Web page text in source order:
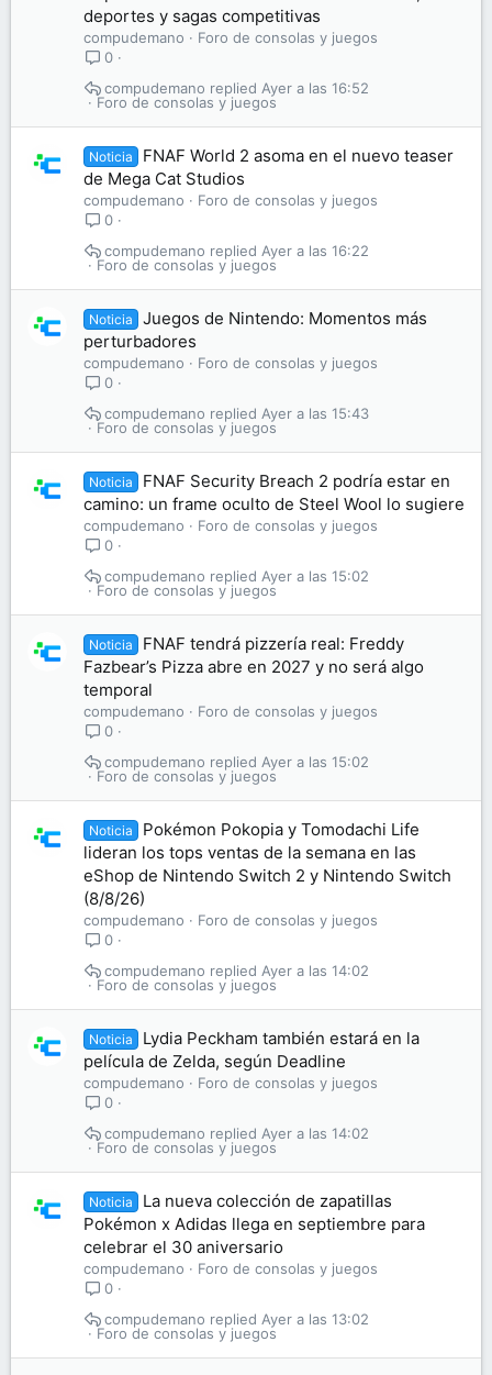
deportes y sagas competitivas
compudemano
Foro de consolas y juegos
0
Foro de consolas y juegos
Ayer a las 16:52
compudemano
Noticia
FNAF World 2 asoma en el nuevo teaser
de Mega Cat Studios
compudemano
Foro de consolas y juegos
0
Foro de consolas y juegos
Ayer a las 16:22
compudemano
Noticia
Juegos de Nintendo: Momentos más
perturbadores
compudemano
Foro de consolas y juegos
0
Foro de consolas y juegos
Ayer a las 15:43
compudemano
Noticia
FNAF Security Breach 2 podría estar en
camino: un frame oculto de Steel Wool lo sugiere
compudemano
Foro de consolas y juegos
0
Foro de consolas y juegos
Ayer a las 15:02
compudemano
Noticia
FNAF tendrá pizzería real: Freddy
Fazbear’s Pizza abre en 2027 y no será algo
temporal
compudemano
Foro de consolas y juegos
0
Foro de consolas y juegos
Ayer a las 15:02
compudemano
Noticia
Pokémon Pokopia y Tomodachi Life
lideran los tops ventas de la semana en las
eShop de Nintendo Switch 2 y Nintendo Switch
(8/8/26)
compudemano
Foro de consolas y juegos
0
Foro de consolas y juegos
Ayer a las 14:02
compudemano
Noticia
Lydia Peckham también estará en la
película de Zelda, según Deadline
compudemano
Foro de consolas y juegos
0
Foro de consolas y juegos
Ayer a las 14:02
compudemano
Noticia
La nueva colección de zapatillas
Pokémon x Adidas llega en septiembre para
celebrar el 30 aniversario
compudemano
Foro de consolas y juegos
0
Foro de consolas y juegos
Ayer a las 13:02
compudemano